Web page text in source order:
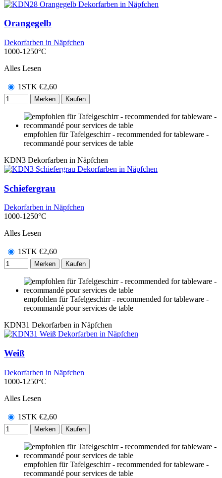
Orangegelb
Dekorfarben in Näpfchen
1000-1250°C
Alles Lesen
1STK €2,60
Merken Kaufen
empfohlen für Tafelgeschirr - recommended for tableware -
recommandé pour services de table
KDN3 Dekorfarben in Näpfchen
Schiefergrau
Dekorfarben in Näpfchen
1000-1250°C
Alles Lesen
1STK €2,60
Merken Kaufen
empfohlen für Tafelgeschirr - recommended for tableware -
recommandé pour services de table
KDN31 Dekorfarben in Näpfchen
Weiß
Dekorfarben in Näpfchen
1000-1250°C
Alles Lesen
1STK €2,60
Merken Kaufen
empfohlen für Tafelgeschirr - recommended for tableware -
recommandé pour services de table